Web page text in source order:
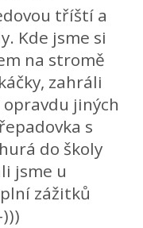
tříští a
Kde jsme si
na stromě
zahráli
jiných
s
do školy
jsme u
zážitků